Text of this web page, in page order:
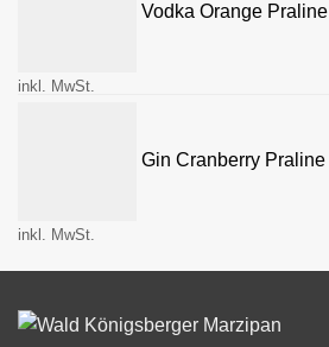
Vodka Orange Praline
inkl. MwSt.
Gin Cranberry Praline
inkl. MwSt.